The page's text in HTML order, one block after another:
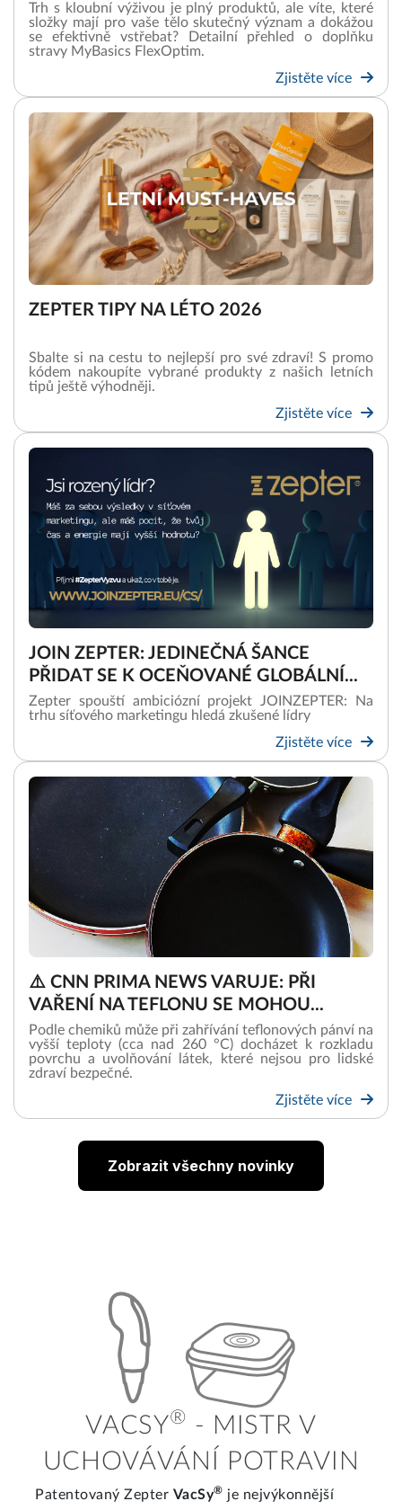
Trh s kloubní výživou je plný produktů, ale víte, které
složky mají pro vaše tělo skutečný význam a dokážou
se efektivně vstřebat? Detailní přehled o doplňku
stravy MyBasics FlexOptim.
Zjistěte více
ZEPTER TIPY NA LÉTO 2026
Sbalte si na cestu to nejlepší pro své zdraví! S promo
kódem nakoupíte vybrané produkty z našich letních
tipů ještě výhodněji.
Zjistěte více
JOIN ZEPTER: JEDINEČNÁ ŠANCE
PŘIDAT SE K OCEŇOVANÉ GLOBÁLNÍ...
Zepter spouští ambiciózní projekt JOINZEPTER: Na
trhu síťového marketingu hledá zkušené lídry
Zjistěte více
⚠️ CNN PRIMA NEWS VARUJE: PŘI
VAŘENÍ NA TEFLONU SE MOHOU...
Podle chemiků může při zahřívání teflonových pánví na
vyšší teploty (cca nad 260 °C) docházet k rozkladu
povrchu a uvolňování látek, které nejsou pro lidské
zdraví bezpečné.
Zjistěte více
Zobrazit všechny novinky
VACSY® - MISTR V
UCHOVÁVÁNÍ POTRAVIN
Patentovaný Zepter VacSy® je nejvýkonnější